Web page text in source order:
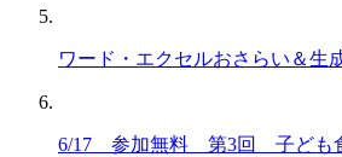
ワード・エクセルおさらい
6/17 参加無料 第3回 子ども